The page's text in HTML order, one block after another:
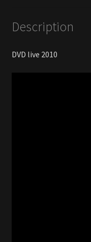
Description
DVD live 2010